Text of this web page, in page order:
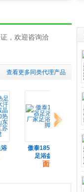
，欢迎咨询洽
查看更多同类代理产品
下一组
傲泰185S足浴器
足浴盆足浴
面议